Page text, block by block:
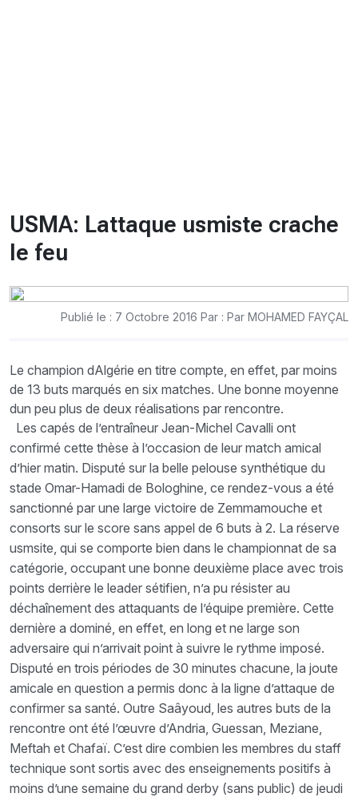
USMA: Lattaque usmiste crache
le feu
Publié le : 7 Octobre 2016 Par : Par MOHAMED FAYÇAL
Le champion dAlgérie en titre compte, en effet, par moins
de 13 buts marqués en six matches. Une bonne moyenne
dun peu plus de deux réalisations par rencontre.
Les capés de l’entraîneur Jean-Michel Cavalli ont
confirmé cette thèse à l’occasion de leur match amical
d’hier matin. Disputé sur la belle pelouse synthétique du
stade Omar-Hamadi de Bologhine, ce rendez-vous a été
sanctionné par une large victoire de Zemmamouche et
consorts sur le score sans appel de 6 buts à 2. La réserve
usmsite, qui se comporte bien dans le championnat de sa
catégorie, occupant une bonne deuxième place avec trois
points derrière le leader sétifien, n’a pu résister au
déchaînement des attaquants de l’équipe première. Cette
dernière a dominé, en effet, en long et ne large son
adversaire qui n’arrivait point à suivre le rythme imposé.
Disputé en trois périodes de 30 minutes chacune, la joute
amicale en question a permis donc à la ligne d’attaque de
confirmer sa santé. Outre Saâyoud, les autres buts de la
rencontre ont été l’œuvre d’Andria, Guessan, Meziane,
Meftah et Chafaï. C’est dire combien les membres du staff
technique sont sortis avec des enseignements positifs à
moins d’une semaine du grand derby (sans public) de jeudi